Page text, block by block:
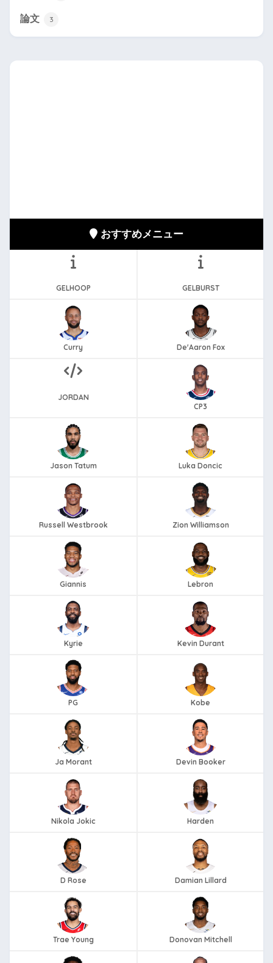
論文 3
おすすめメニュー
GELHOOP GELBURST
Curry De'Aaron Fox
JORDAN
CP3
Jason Tatum Luka Doncic
Russell Westbrook Zion Williamson
Giannis Lebron
Kyrie Kevin Durant
PG Kobe
Ja Morant Devin Booker
Nikola Jokic Harden
D Rose Damian Lillard
Trae Young Donovan Mitchell